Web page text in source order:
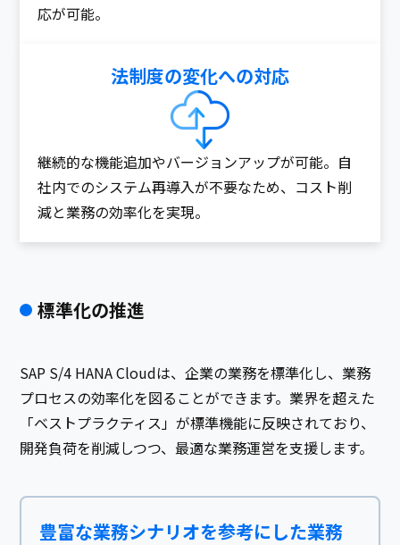
応が可能。
法制度の変化への対応​
継続的な機能追加やバージョンアップが可能。自
社内でのシステム再導入が不要なため、コスト削
減と業務の効率化を実現。
標準化の推進​
SAP S/4 HANA Cloudは、企業の業務を標準化し、業務
プロセスの効率化を図ることができます。業界を超えた
「ベストプラクティス」が標準機能に反映されており、
開発負荷を削減しつつ、最適な業務運営を支援します。
豊富な業務シナリオを参考にした業務